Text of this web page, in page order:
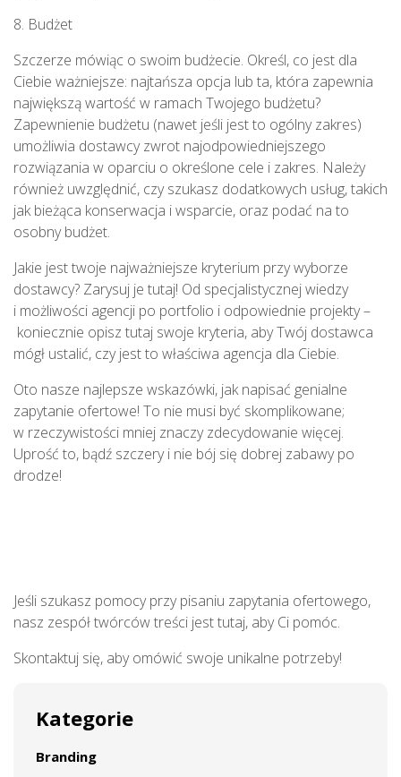
8. Budżet
Szczerze mówiąc o swoim budżecie. Określ, co jest dla
Ciebie ważniejsze: najtańsza opcja lub ta, która zapewnia
największą wartość w ramach Twojego budżetu?
Zapewnienie budżetu (nawet jeśli jest to ogólny zakres)
umożliwia dostawcy zwrot najodpowiedniejszego
rozwiązania w oparciu o określone cele i zakres. Należy
również uwzględnić, czy szukasz dodatkowych usług, takich
jak bieżąca konserwacja i wsparcie, oraz podać na to
osobny budżet.
Jakie jest twoje najważniejsze kryterium przy wyborze
dostawcy? Zarysuj je tutaj! Od specjalistycznej wiedzy
i możliwości agencji po portfolio i odpowiednie projekty –
koniecznie opisz tutaj swoje kryteria, aby Twój dostawca
mógł ustalić, czy jest to właściwa agencja dla Ciebie.
Oto nasze najlepsze wskazówki, jak napisać genialne
zapytanie ofertowe! To nie musi być skomplikowane;
w rzeczywistości mniej znaczy zdecydowanie więcej.
Uprość to, bądź szczery i nie bój się dobrej zabawy po
drodze!
Jeśli szukasz pomocy przy pisaniu zapytania ofertowego,
nasz zespół twórców treści jest tutaj, aby Ci pomóc.
Skontaktuj się, aby omówić swoje unikalne potrzeby!
Kategorie
Branding